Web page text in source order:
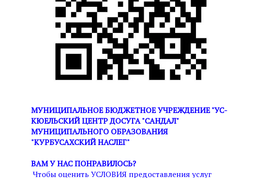
МУНИЦИПАЛЬНОЕ БЮДЖЕТНОЕ УЧРЕЖДЕНИЕ "УС-
КЮЕЛЬСКИЙ ЦЕНТР ДОСУГА "САНДАЛ"
МУНИЦИПАЛЬНОГО ОБРАЗОВАНИЯ
"КУРБУСАХСКИЙ НАСЛЕГ"
ВАМ У НАС ПОНРАВИЛОСЬ?
Чтобы оценить УСЛОВИЯ предоставления услуг